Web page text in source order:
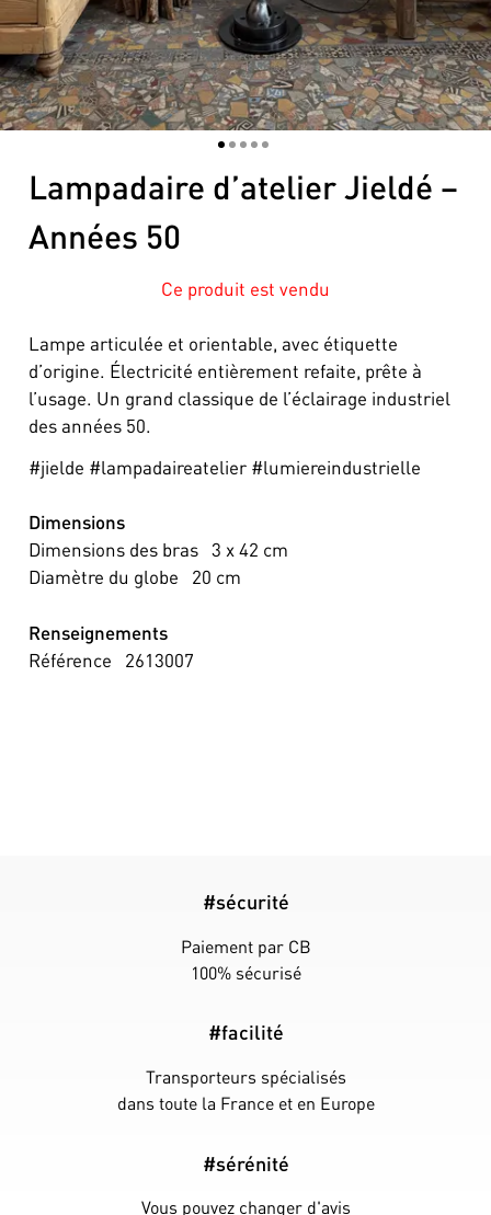
12345
Lampadaire d’atelier Jieldé –
Années 50
Ce produit est vendu
Lampe articulée et orientable, avec étiquette
d’origine. Électricité entièrement refaite, prête à
l’usage. Un grand classique de l’éclairage industriel
des années 50.
#jielde #lampadaireatelier #lumiereindustrielle
Dimensions
Dimensions des bras 3 x 42 cm
Diamètre du globe
20 cm
Renseignements
Référence
2613007
#sécurité
Paiement par CB
100% sécurisé
#facilité
Transporteurs spécialisés
dans toute la France et en Europe
#sérénité
Vous pouvez changer d'avis